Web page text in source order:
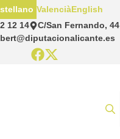
12 14
C/San Fernando, 44
ValenciàEnglish